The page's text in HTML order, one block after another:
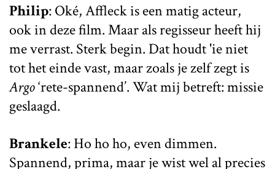
Philip: Oké, Affleck is een matig acteur,
ook in deze film. Maar als regisseur heeft hij
me verrast. Sterk begin. Dat houdt 'ie niet
tot het einde vast, maar zoals je zelf zegt is
Argo‘rete-spannend’. Wat mij betreft: missie
geslaagd.
Brankele: Ho ho ho, even dimmen.
Spannend, prima, maar je wist wel al precies